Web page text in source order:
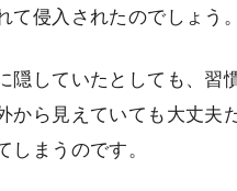
て侵入されたのでしょう。
隠していたとしても、習
から見えていても大丈夫
しまうのです。